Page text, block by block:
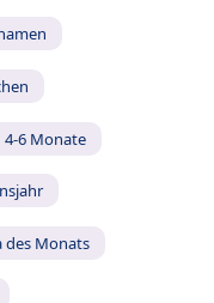
4-6 Monate
des Monats